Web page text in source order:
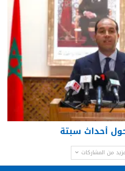
أحداث سبتة
من المشاركات